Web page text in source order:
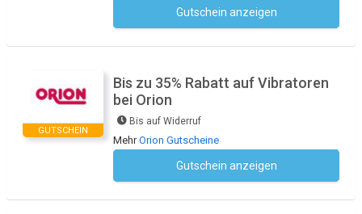
Gutschein anzeigen
GUTSCHEIN
Bis zu 35% Rabatt auf Vibratoren
bei Orion
Bis auf Widerruf
MehrOrion Gutscheine
Gutschein anzeigen